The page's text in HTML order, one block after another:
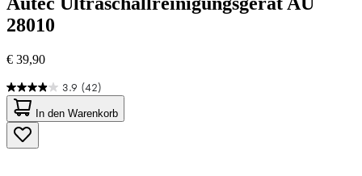
28010
€ 39,90
3.9 (42)
3.9
von
5
Sternen.
42
In den Warenkorb